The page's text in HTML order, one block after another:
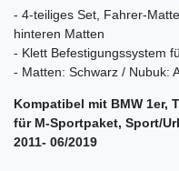
- 4-teiliges Set, Fahrer-
hinteren Matten
- Klett Befestigungssystem
- Matten: Schwarz / Nubuk:
Kompatibel mit BMW 1er,
für M-Sportpaket, Sport/
2011- 06/2019